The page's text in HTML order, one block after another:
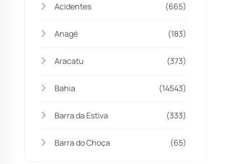
Acidentes (665)
Anagé (183)
Aracatu (373)
Bahia (14543)
Barra da Estiva (333)
Barra do Choça (65)